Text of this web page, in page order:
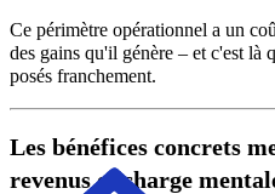
Ce périmètre opérationnel a un
des gains qu'il génère – et c'est là
posés franchement.
Les bénéfices concrets
revenus et charge